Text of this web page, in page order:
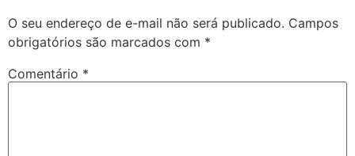
O seu endereço de e-mail não será publicado. Campos
obrigatórios são marcados com *
Comentário *